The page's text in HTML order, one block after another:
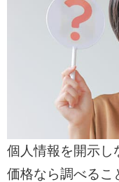
個人情報を開示し
価格なら調べるこ